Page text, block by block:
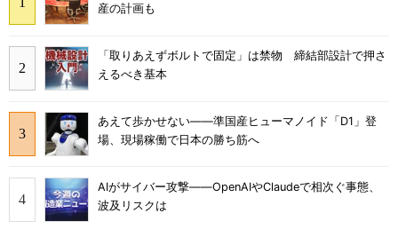
産の計画も
「取りあえずボルトで固定」は禁物 締結部設計で押さ
えるべき基本
あえて歩かせない――準国産ヒューマノイド「D1」登
場、現場稼働で日本の勝ち筋へ
AIがサイバー攻撃――OpenAIやClaudeで相次ぐ事態、
波及リスクは